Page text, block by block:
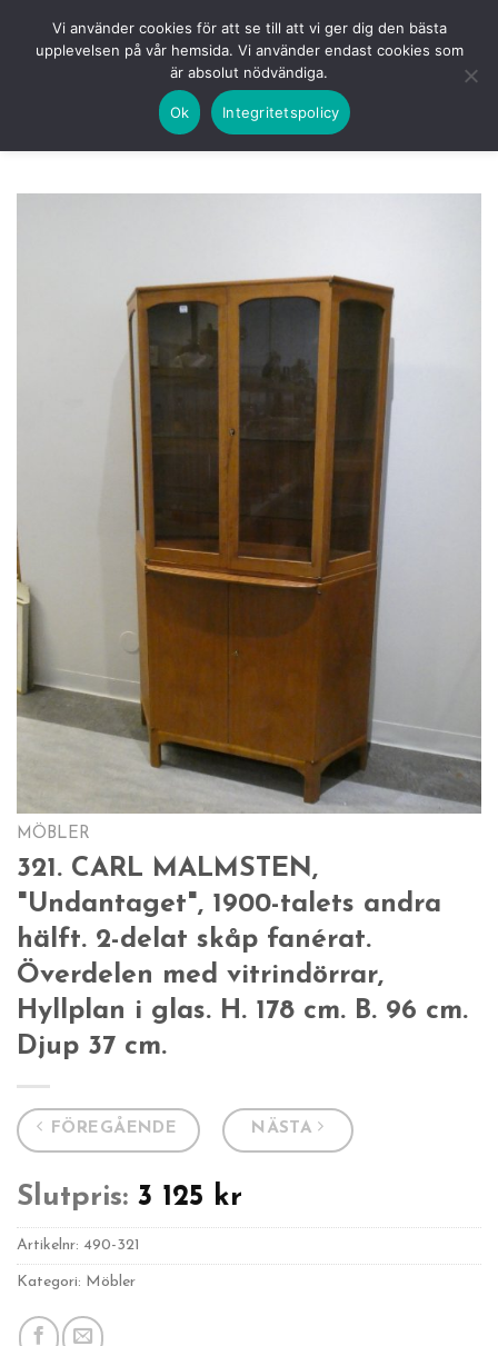
KOMMANDE LOGGA IN
MÖBLER
321. CARL MALMSTEN,
"Undantaget", 1900-talets andra
hälft. 2-delat skåp fanérat.
Överdelen med vitrindörrar,
Hyllplan i glas. H. 178 cm. B. 96 cm.
Djup 37 cm.
FÖREGÅENDE NÄSTA
Slutpris: 3 125 kr
Artikelnr: 490-321
Kategori: Möbler
Vi använder cookies för att se till att vi ger dig den bästa
upplevelsen på vår hemsida. Vi använder endast cookies som
är absolut nödvändiga.
Ok Integritetspolicy